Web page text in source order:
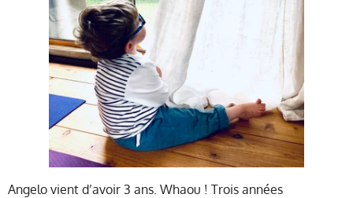
Angelo vient d’avoir 3 ans. Whaou ! Trois années